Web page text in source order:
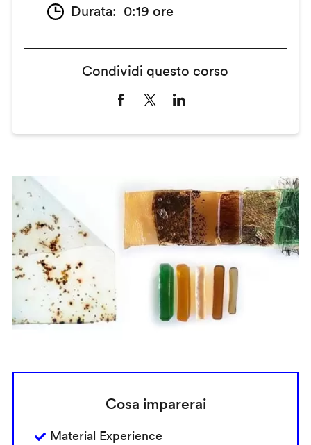
Durata 0:19 ore
Condividi questo corso
Cosa imparerai
Material Experience